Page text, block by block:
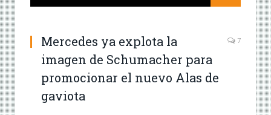
Mercedes ya explota la
imagen de Schumacher para
promocionar el nuevo Alas de
gaviota
7